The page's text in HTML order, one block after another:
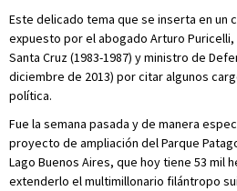
Este delicado tema que se inserta en un
expuesto por el abogado Arturo
Santa Cruz (1983-1987) y ministro de
diciembre de 2013) por citar algunos
política.
Fue la semana pasada y de manera
proyecto de ampliación del Parque
Lago Buenos Aires, que hoy tiene 53 mil
extenderlo el multimillonario filántropo